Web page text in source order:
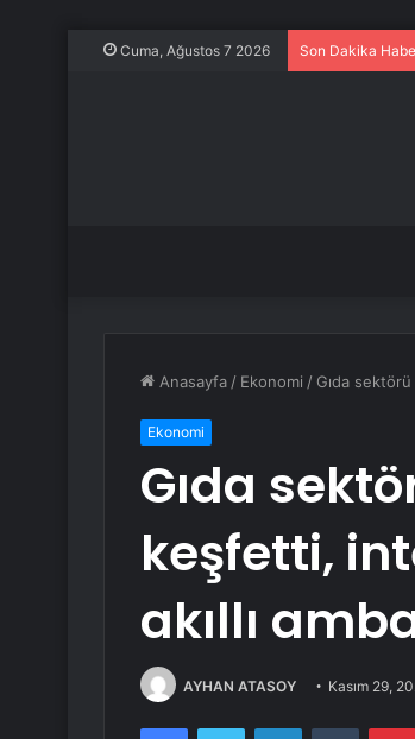
Cuma, Ağustos 7 2026 Son Dakika
Anasayfa / Ekonomi / Gıda
Ekonomi
Gıda
keşfetti,
akıllı
AYHAN ATASOY Kasım 29,
FacebookTwitter LinkedInTumblr